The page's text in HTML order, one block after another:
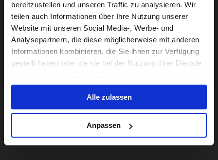
bereitzustellen und unseren Traffic zu analysieren. Wir
teilen auch Informationen über Ihre Nutzung unserer
Website mit unseren Social Media-, Werbe- und
Analysepartnern, die diese möglicherweise mit anderen
Informationen kombinieren, die Sie ihnen zur Verfügung
gestellt haben oder die sie bei der Nutzung ihrer Dienste
Alle zulassen
Anpassen
For a better experience, please visit our:
US website
No, stay here